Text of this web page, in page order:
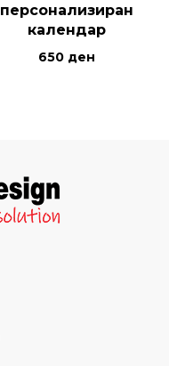
персонализиран
календар
650 ден